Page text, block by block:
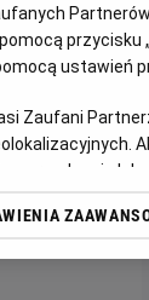
przycisku
ustawień
Zaufani
urządzeniu lub
ulepszanie usług.
Partnerów